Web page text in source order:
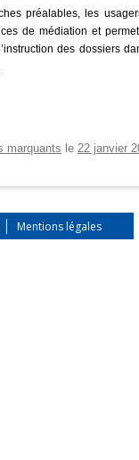
préalables, les
de médiation et
des dossiers
marquants le 22 janvier
Mentions légales